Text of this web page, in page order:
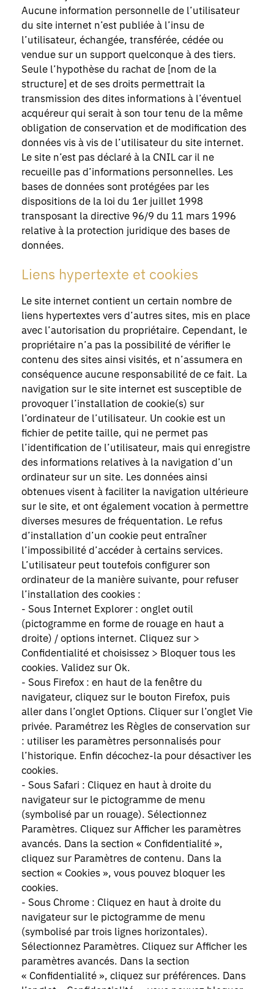
Aucune information personnelle de l’utilisateur
du site internet n’est publiée à l’insu de
l’utilisateur, échangée, transférée, cédée ou
vendue sur un support quelconque à des tiers.
Seule l’hypothèse du rachat de [nom de la
structure] et de ses droits permettrait la
transmission des dites informations à l’éventuel
acquéreur qui serait à son tour tenu de la même
obligation de conservation et de modification des
données vis à vis de l’utilisateur du site internet.
Le site n’est pas déclaré à la CNIL car il ne
recueille pas d’informations personnelles. Les
bases de données sont protégées par les
dispositions de la loi du 1er juillet 1998
transposant la directive 96/9 du 11 mars 1996
relative à la protection juridique des bases de
données.
Liens hypertexte et cookies
Le site internet contient un certain nombre de
liens hypertextes vers d’autres sites, mis en place
avec l’autorisation du propriétaire. Cependant, le
propriétaire n’a pas la possibilité de vérifier le
contenu des sites ainsi visités, et n’assumera en
conséquence aucune responsabilité de ce fait. La
navigation sur le site internet est susceptible de
provoquer l’installation de cookie(s) sur
l’ordinateur de l’utilisateur. Un cookie est un
fichier de petite taille, qui ne permet pas
l’identification de l’utilisateur, mais qui enregistre
des informations relatives à la navigation d’un
ordinateur sur un site. Les données ainsi
obtenues visent à faciliter la navigation ultérieure
sur le site, et ont également vocation à permettre
diverses mesures de fréquentation. Le refus
d’installation d’un cookie peut entraîner
l’impossibilité d’accéder à certains services.
L’utilisateur peut toutefois configurer son
ordinateur de la manière suivante, pour refuser
l’installation des cookies :
- Sous Internet Explorer : onglet outil
(pictogramme en forme de rouage en haut a
droite) / options internet. Cliquez sur >
Confidentialité et choisissez > Bloquer tous les
cookies. Validez sur Ok.
- Sous Firefox : en haut de la fenêtre du
navigateur, cliquez sur le bouton Firefox, puis
aller dans l’onglet Options. Cliquer sur l’onglet Vie
privée. Paramétrez les Règles de conservation sur
: utiliser les paramètres personnalisés pour
l’historique. Enfin décochez-la pour désactiver les
cookies.
- Sous Safari : Cliquez en haut à droite du
navigateur sur le pictogramme de menu
(symbolisé par un rouage). Sélectionnez
Paramètres. Cliquez sur Afficher les paramètres
avancés. Dans la section « Confidentialité »,
cliquez sur Paramètres de contenu. Dans la
section « Cookies », vous pouvez bloquer les
cookies.
- Sous Chrome : Cliquez en haut à droite du
navigateur sur le pictogramme de menu
(symbolisé par trois lignes horizontales).
Sélectionnez Paramètres. Cliquez sur Afficher les
paramètres avancés. Dans la section
« Confidentialité », cliquez sur préférences. Dans